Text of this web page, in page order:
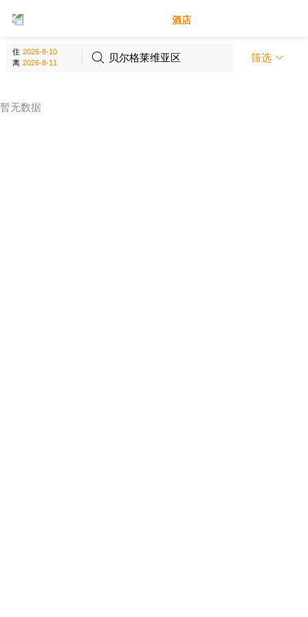
酒店
住
离
贝尔格莱维亚区 筛选
贝尔格莱维亚区 - 伦敦 0个)
暂无数据